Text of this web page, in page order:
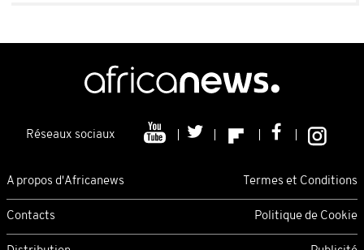
Réseaux sociaux
A propos d'Africanews Termes et Conditions
Contacts Politique de Cookie